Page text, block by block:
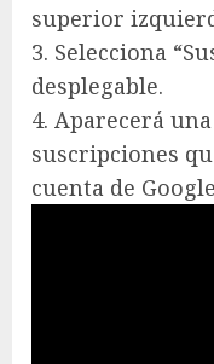
superior
3. Selecciona
desplegable.
4. Aparecerá
suscripciones
cuenta de